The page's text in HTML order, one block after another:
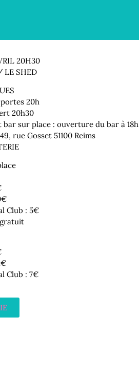
20H30
LE SHED
20h
20h30
bar sur place : ouverture du bar à 18h
rue Gosset 51100 Reims
Club : 5€
Club : 7€